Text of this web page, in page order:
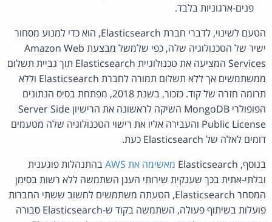
פנים-ארגוניות בלבד.
הטעם לשינוי, לדברי חברת Elasticsearch, הוא כדי למנוע מסחור
ישיר של הטכנולוגיה שלה, כפי שלמשל מבצעת Amazon Web
Services המציעה את טכנולוגיית Elasticsearch תוך גביית תשלום
ממשתמשים אך ללא תשלום תמורה לחברת Elasticsearch וללא
תרומה חזרה של קוד. כזכור, בשנת 2018, מפתחת בסיס הנתונים
הפופולרי MongoDB השיקה לראשונה את הרישיון Server Side
Public License והעבירה אליו את רישוי הטכנולוגיה שלה מטעמים
דומים לאלה של Elasticsearch כעת.
בנוסף, Elasticsearch
מאשימה את AWS
בהתנהלות פוגענית
ובלתי-אתית בכך שענקית שירותי הענן השתמשה ללא רשות בסימן
המסחר Elasticsearch, הטעתה משתמשים לחשוב ששתי החברות
פועלות בשיתוף פעולה, השתמשה בקוד ש-Elasticsearch סבורה